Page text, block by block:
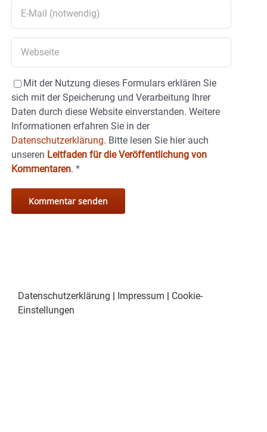
Mit der Nutzung dieses Formulars erklären Sie
sich mit der Speicherung und Verarbeitung Ihrer
Daten durch diese Website einverstanden. Weitere
Informationen erfahren Sie in der
Datenschutzerklärung. Bitte lesen Sie hier auch
unseren Leitfaden für die Veröffentlichung von
Kommentaren. *
Datenschutzerklärung | Impressum | Cookie-
Einstellungen